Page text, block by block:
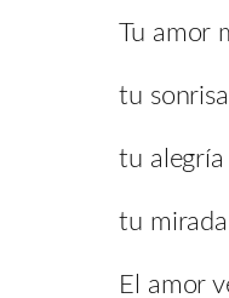
Tu amor
tu
tu
tu
El amor